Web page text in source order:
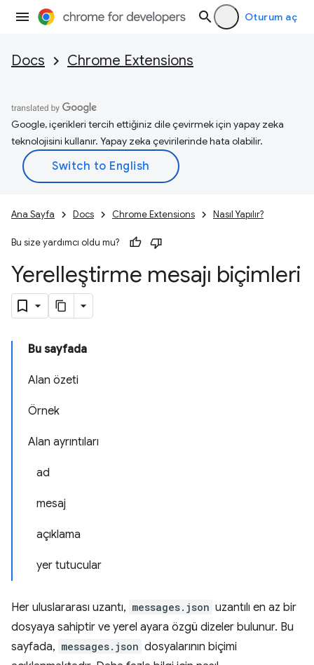
Oturum aç
Docs Chrome Extensions
Google, içerikleri tercih ettiğiniz dile çevirmek için yapay zeka
teknolojisini kullanır. Yapay zeka çevirilerinde hata olabilir.
Ana Sayfa Docs Chrome Extensions Nasıl Yapılır?
Bu size yardımcı oldu mu?
Yerelleştirme mesajı biçimleri
Bu sayfada
Alan özeti
Örnek
Alan ayrıntıları
ad
mesaj
açıklama
yer tutucular
Her uluslararası uzantı, messages.json uzantılı en az bir
dosyaya sahiptir ve yerel ayara özgü dizeler bulunur. Bu
sayfada, messages.json dosyalarının biçimi